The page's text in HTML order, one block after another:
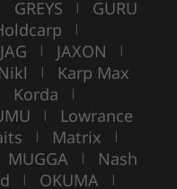
GREYS | GURU
|
JAG | JAXON |
| Karp Max
Korda |
| Lowrance
| Matrix |
MUGGA | Nash
| OKUMA |